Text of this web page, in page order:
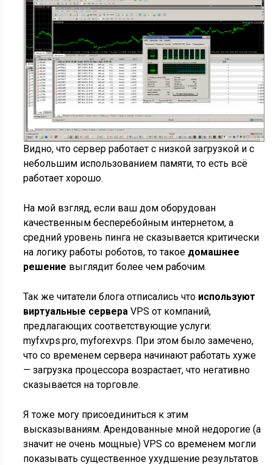
Видно, что сервер работает с низкой загрузкой и с
небольшим использованием памяти, то есть всё
работает хорошо.
На мой взгляд, если ваш дом оборудован
качественным бесперебойным интернетом, а
средний уровень пинга не сказывается критически
на логику работы роботов, то такое домашнее
решение выглядит более чем рабочим.
Так же читатели блога отписались что используют
виртуальные сервера VPS от компаний,
предлагающих соответствующие услуги:
myfxvps.pro, myforexvps. При этом было замечено,
что со временем сервера начинают работать хуже
— загрузка процессора возрастает, что негативно
сказывается на торговле.
Я тоже могу присоединиться к этим
высказываниям. Арендованные мной недорогие (а
значит не очень мощные) VPS со временем могли
показывать существенное ухудшение результатов